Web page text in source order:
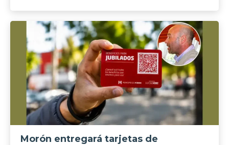
Morón entregará tarjetas de